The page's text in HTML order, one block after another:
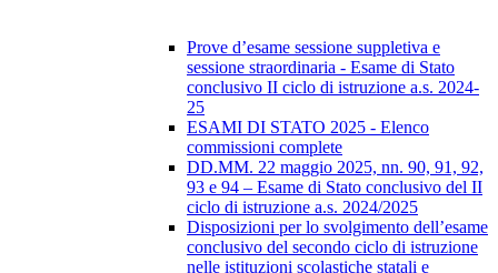
Prove d’esame sessione suppletiva e
sessione straordinaria - Esame di Stato
conclusivo II ciclo di istruzione a.s. 2024-
25
ESAMI DI STATO 2025 - Elenco
commissioni complete
DD.MM. 22 maggio 2025, nn. 90, 91, 92,
93 e 94 – Esame di Stato conclusivo del II
ciclo di istruzione a.s. 2024/2025
Disposizioni per lo svolgimento dell’esame
conclusivo del secondo ciclo di istruzione
nelle istituzioni scolastiche statali e